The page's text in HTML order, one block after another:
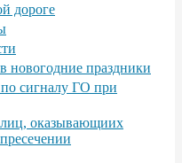
дороге
новогодние праздники
сигналу ГО при
оказывающиих